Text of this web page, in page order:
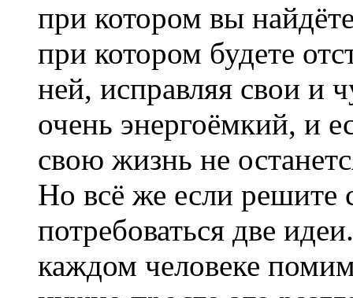
при котором вы
при котором будете
ней, исправляя свои и
очень энергоёмкий, и
свою жизнь не
Но всё же если
потребоваться две
каждом человеке